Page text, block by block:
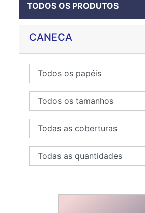
TODOS OS PRODUTOS
CANECA